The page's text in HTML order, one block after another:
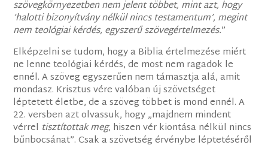
szövegkörnyezetben nem jelent többet, mint azt, hogy
’halotti bizonyítvány nélkül nincs testamentum’, megint
nem teológiai kérdés, egyszerű szövegértelmezés.”
Elképzelni se tudom, hogy a Biblia értelmezése miért
ne lenne teológiai kérdés, de most nem ragadok le
ennél. A szöveg egyszerűen nem támasztja alá, amit
mondasz. Krisztus vére valóban új szövetséget
léptetett életbe, de a szöveg többet is mond ennél. A
22. versben azt olvassuk, hogy „majdnem mindent
vérrel tisztítottak meg, hiszen vér kiontása nélkül nincs
bűnbocsánat”. Csak a szövetség érvénybe léptetéséről